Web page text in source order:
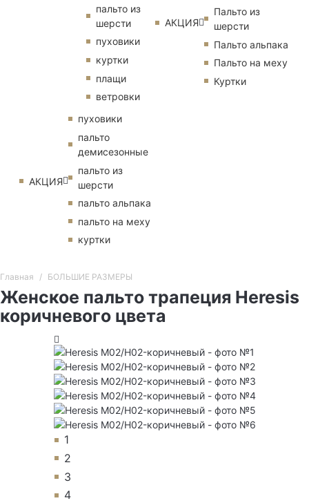
пальто из
шерсти
пуховики
куртки
плащи
ветровки
АКЦИЯ
пуховики
пальто
демисезонные
пальто из
шерсти
пальто альпака
пальто на меху
куртки
АКЦИЯ
Пальто из
шерсти
Пальто альпака
Пальто на меху
Куртки
Главная БОЛЬШИЕ РАЗМЕРЫ
Женское пальто трапеция Heresis
коричневого цвета
1
2
3
4